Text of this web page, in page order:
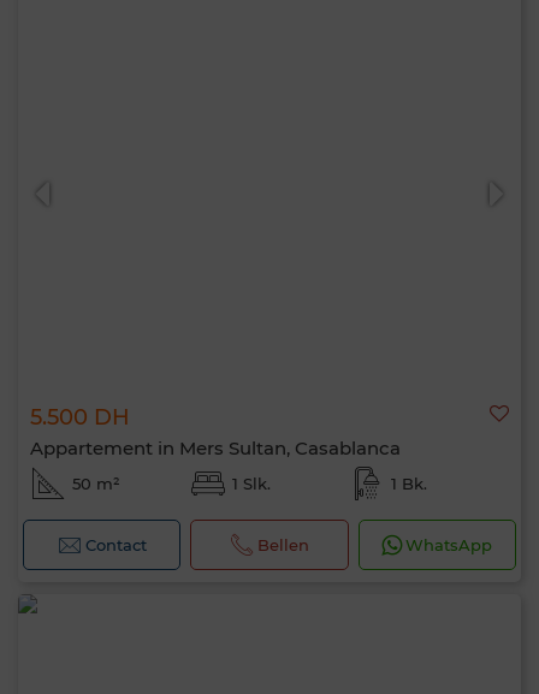
5.500 DH
Appartement in Mers Sultan, Casablanca
50 m² 1 Slk. 1 Bk.
Contact Bellen WhatsApp